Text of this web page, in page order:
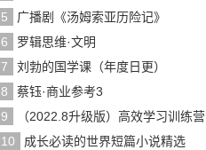
5
广播剧《汤姆索亚历险记》
6
罗辑思维·文明
7
刘勃的国学课（年度日更）
8
蔡钰·商业参考3
9
（2022.8升级版）高效学习训练营
10
成长必读的世界短篇小说精选